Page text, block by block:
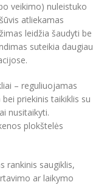
veikimo) nuleistuko
atliekamas
leidžia šaudyti be
suteikia daugiau
– reguliuojamas
priekinis taikiklis su
nusitaikyti.
plokštelės
rankinis saugiklis,
ar laikymo